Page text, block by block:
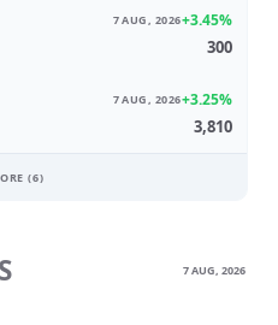
7 AUG, 2026+3.45%
300
7 AUG, 2026+3.25%
3,810
(6)
7 AUG, 2026